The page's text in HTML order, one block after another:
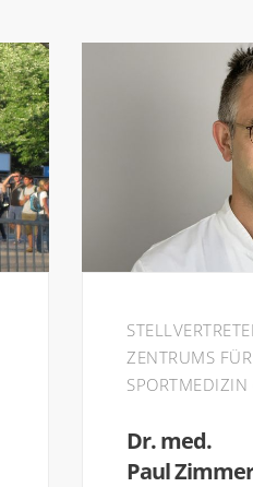
ZENTRUMS
SPORTMEDIZIN
Dr. med.
Paul